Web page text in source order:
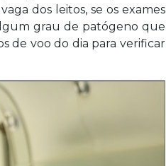
dos leitos, se os exames
grau de patógeno que
de voo do dia para verificar